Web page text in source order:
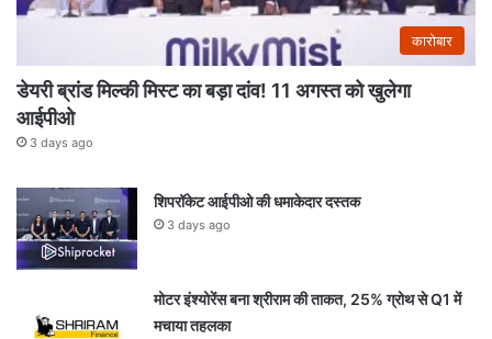
कारोबार
डेयरी ब्रांड मिल्की मिस्ट का बड़ा दांव! 11 अगस्त को खुलेगा
आईपीओ
3 days ago
शिपरॉकेट आईपीओ की धमाकेदार दस्तक
3 days ago
मोटर इंश्योरेंस बना श्रीराम की ताकत, 25% ग्रोथ से Q1 में
मचाया तहलका